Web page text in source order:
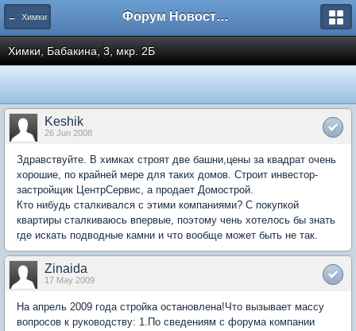
← Химки Форум Новостройки
Химки, Бабакина, 3, мкр. 2Б
Keshik
26 Jun 2008
Здравствуйте. В химках строят две башни,цены за квадрат очень
хорошие, по крайней мере для таких домов. Строит инвестор-
застройщик ЦентрСервис, а продает Домострой.
Кто нибудь сталкивался с этими компаниями? С покупкой
квартиры сталкиваюсь впервые, поэтому чень хотелось бы знать
где искать подводные камни и что вообще может быть не так.
Zinaida
17 May 2009
На апрель 2009 года стройка остановлена!Что вызывает массу
вопросов к руководству: 1.По сведениям с форума компании